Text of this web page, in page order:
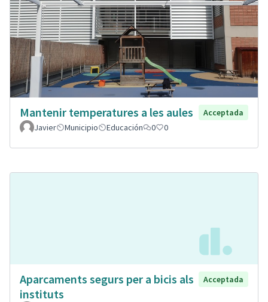
Mantenir temperatures a les aules
Acceptada
Javier
Municipio Educación 0 0
Aparcaments segurs per a bicis als
instituts
Acceptada